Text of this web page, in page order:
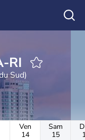
RI
Sud)
Ven
14
Sam
15